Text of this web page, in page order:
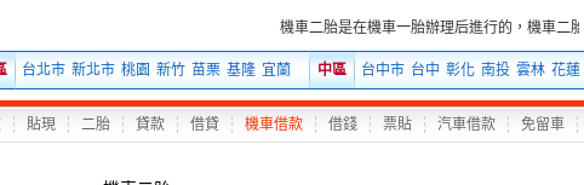
機車二胎是在機車一胎辦理后進行的，機車二
台北市 新北市 桃園 新竹 苗栗 基隆 宜蘭 中區 台中市 台中 彰化 南投 雲林 花蓮
貼現 二胎 貸款 借貸 機車借款 借錢 票貼 汽車借款 免留車